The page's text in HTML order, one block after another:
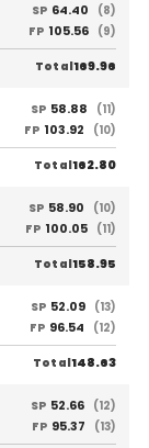
SP 64.40
(8)
FP 105.56 (9)
Total169.96
SP 58.88
(11)
FP 103.92 (10)
Total162.80
SP 58.90
(10)
FP 100.05 (11)
Total158.95
SP 52.09 (13)
FP 96.54 (12)
Total148.63
SP 52.66 (12)
FP 95.37 (13)